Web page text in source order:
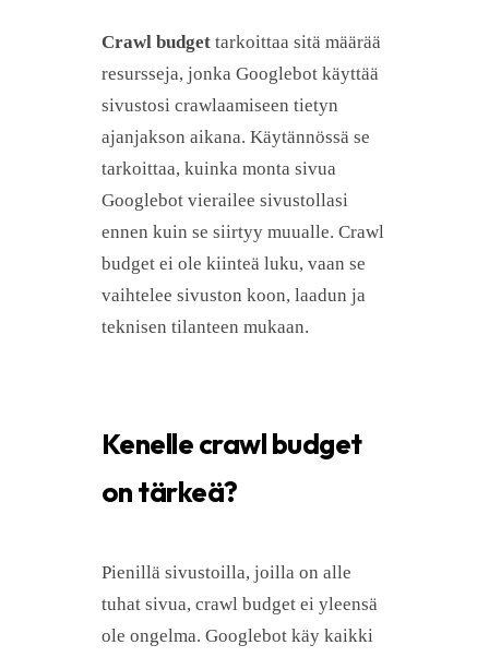
Crawl budget tarkoittaa sitä määrää
resursseja, jonka Googlebot käyttää
sivustosi crawlaamiseen tietyn
ajanjakson aikana. Käytännössä se
tarkoittaa, kuinka monta sivua
Googlebot vierailee sivustollasi
ennen kuin se siirtyy muualle. Crawl
budget ei ole kiinteä luku, vaan se
vaihtelee sivuston koon, laadun ja
teknisen tilanteen mukaan.
Kenelle crawl budget
on tärkeä?
Pienillä sivustoilla, joilla on alle
tuhat sivua, crawl budget ei yleensä
ole ongelma. Googlebot käy kaikki